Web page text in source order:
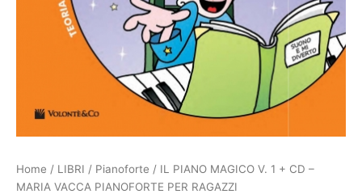
Home / LIBRI / Pianoforte / IL PIANO MAGICO V. 1 + CD –
MARIA VACCA PIANOFORTE PER RAGAZZI